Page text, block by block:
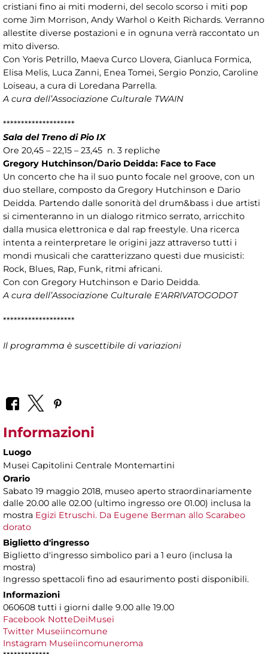
cristiani fino ai miti moderni, del secolo scorso i miti pop
come Jim Morrison, Andy Warhol o Keith Richards. Verranno
allestite diverse postazioni e in ognuna verrà raccontato un
mito diverso.
Con Yoris Petrillo, Maeva Curco Llovera, Gianluca Formica,
Elisa Melis, Luca Zanni, Enea Tomei, Sergio Ponzio, Caroline
Loiseau, a cura di Loredana Parrella.
A cura dell’Associazione Culturale TWAIN
********************
Sala del Treno di Pio IX
Ore 20,45 – 22,15 – 23,45 n. 3 repliche
Gregory Hutchinson/Dario Deidda: Face to Face
Un concerto che ha il suo punto focale nel groove, con un
duo stellare, composto da Gregory Hutchinson e Dario
Deidda. Partendo dalle sonorità del drum&bass i due artisti
si cimenteranno in un dialogo ritmico serrato, arricchito
dalla musica elettronica e dal rap freestyle. Una ricerca
intenta a reinterpretare le origini jazz attraverso tutti i
mondi musicali che caratterizzano questi due musicisti:
Rock, Blues, Rap, Funk, ritmi africani.
Con con Gregory Hutchinson e Dario Deidda.
A cura dell’Associazione Culturale E'ARRIVATOGODOT
********************
Il programma è suscettibile di variazioni
Informazioni
Luogo
Musei Capitolini Centrale Montemartini
Orario
Sabato 19 maggio 2018, museo aperto straordinariamente
dalle 20.00 alle 02.00 (ultimo ingresso ore 01.00) inclusa la
mostra Egizi Etruschi. Da Eugene Berman allo Scarabeo
dorato
Biglietto d'ingresso
Biglietto d'ingresso simbolico pari a 1 euro (inclusa la
mostra)
Ingresso spettacoli fino ad esaurimento posti disponibili.
Informazioni
060608 tutti i giorni dalle 9.00 alle 19.00
Facebook NotteDeiMusei
Twitter Museiincomune
Instagram Museiincomuneroma